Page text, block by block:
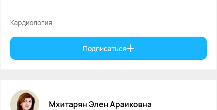
Кардиология
Подписаться
МхитарянЭленАраиковна